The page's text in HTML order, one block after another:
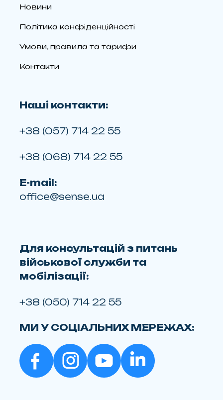
Новини
Політика конфіденційності
Умови, правила та тарифи
Контакти
Наші контакти:
+38 (057) 714 22 55
+38 (068) 714 22 55
E-mail:
office@sense.ua
Для консультацій з питань
військової служби та
мобілізації:
+38 (050) 714 22 55
МИ У СОЦІАЛЬНИХ МЕРЕЖАХ: